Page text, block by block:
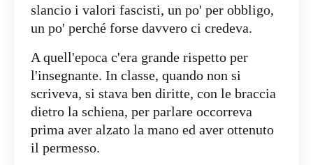
slancio i valori fascisti, un po' per obbligo,
un po' perché forse davvero ci credeva.
A quell'epoca c'era grande rispetto per
l'insegnante. In classe, quando non si
scriveva, si stava ben diritte, con le braccia
dietro la schiena, per parlare occorreva
prima aver alzato la mano ed aver ottenuto
il permesso.